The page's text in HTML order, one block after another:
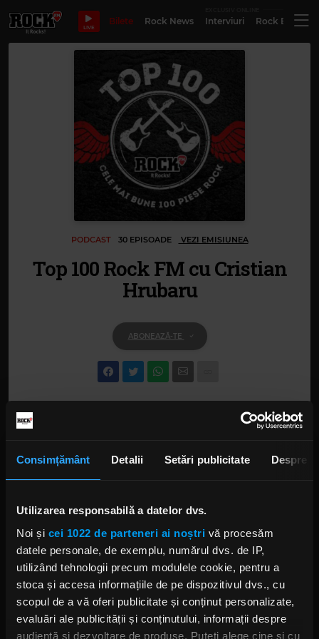
Consimțământ Detalii Setări publicitate Despre
Utilizarea responsabilă a datelor dvs.
Noi și cei 1022 de parteneri ai noștri vă procesăm
datele personale, de exemplu, numărul dvs. de IP,
utilizând tehnologii precum modulele cookie, pentru a
stoca și accesa informațiile de pe dispozitivul dvs., cu
scopul de a vă oferi publicitate și conținut personalizate,
evaluări ale publicității și conținutului, informații despre
audiență și dezvoltare de produse. Puteți alege cine și cu
LIVE
Bilete Rock News Interviuri Rock
PODCAST 30 EPISOADE VEZI EMISIUNEA
Top 100 Rock FM cu Cristian
Hrubaru
ABONEAZĂ-TE
TOP 100 ROCK FM 2017 - ORA 8 - PART 3
15 IANUARIE 2018 –00:18:19
TOP 100 ROCK FM 2017 - ORA 6 - PART 3
15 IANUARIE 2018 –00:09:54
TOP 100 ROCK FM 2017 - ORA 7 - PART 1
15 IANUARIE 2018 –00:21:08